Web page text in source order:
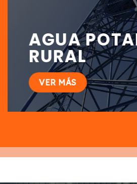
AGUA
RURAL
VER MÁS